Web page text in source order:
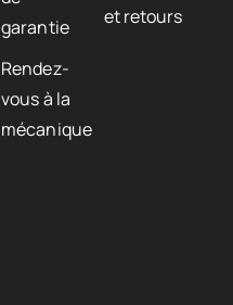
garantie
Rendez-
vous à la
mécanique
et retours